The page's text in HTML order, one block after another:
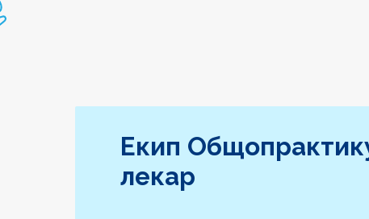
Екип
лекар